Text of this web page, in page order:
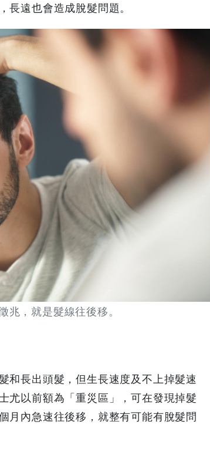
長遠也會造成脫髮問題。
，就是髮線往後移。
和長出頭髮，但生長速度及不上掉髮速
尤以前額為「重災區」，可在發現掉髮
月內急速往後移，就整有可能有脫髮問